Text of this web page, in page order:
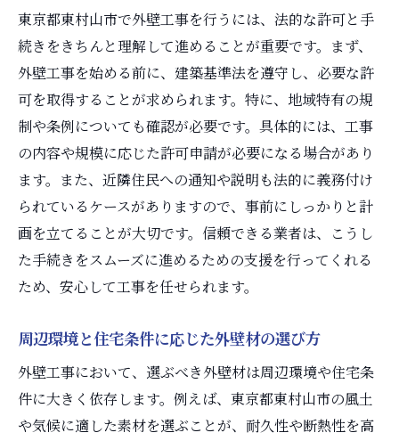
工事進行における工程ごとの確認
不具合を未然に防ぐためのチェック方法
外壁工事中の騒音や粉塵対策
近隣住民への配慮と情報共有の大切さ
作業員とのコミュニケーションポイント
成功する外壁工事のために知っておくべき事前
準備
事前準備が外壁工事の成功に与える影響
住まいを守るための仮設設備の導入
天候や季節による施工への影響と対策
外壁工事費用の予算管理術
事前準備に役立つ専門家のアドバイス
工事完了後のアフターケアとメンテナンスの重
要性
東京都東村山市で外壁工事を行うには、法的な許可と手
続きをきちんと理解して進めることが重要です。まず、
外壁工事を始める前に、建築基準法を遵守し、必要な許
可を取得することが求められます。特に、地域特有の規
制や条例についても確認が必要です。具体的には、工事
の内容や規模に応じた許可申請が必要になる場合があり
ます。また、近隣住民への通知や説明も法的に義務付け
られているケースがありますので、事前にしっかりと計
画を立てることが大切です。信頼できる業者は、こうし
た手続きをスムーズに進めるための支援を行ってくれる
ため、安心して工事を任せられます。
周辺環境と住宅条件に応じた外壁材の選び方
外壁工事において、選ぶべき外壁材は周辺環境や住宅条
件に大きく依存します。例えば、東京都東村山市の風土
や気候に適した素材を選ぶことが、耐久性や断熱性を高